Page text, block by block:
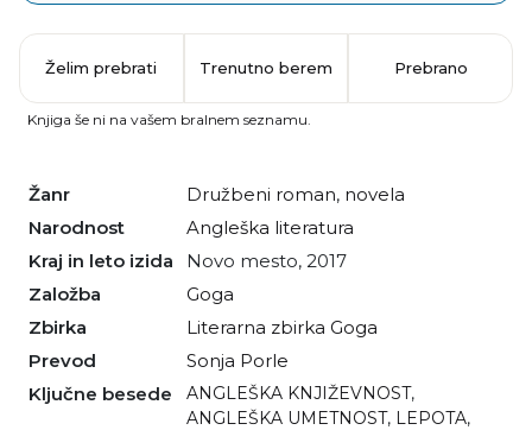
Žanr družbeni roman, novela
Narodnost
angleška literatura
Kraj in leto izida
Novo mesto, 2017
Založba
Goga
Zbirka
Literarna zbirka Goga
Prevod
Sonja Porle
Ključne besede
ANGLEŠKA KNJIŽEVNOST,
ANGLEŠKA UMETNOST, LEPOTA,
Želim prebrati Trenutno berem Prebrano
Knjiga še ni na vašem bralnem seznamu.